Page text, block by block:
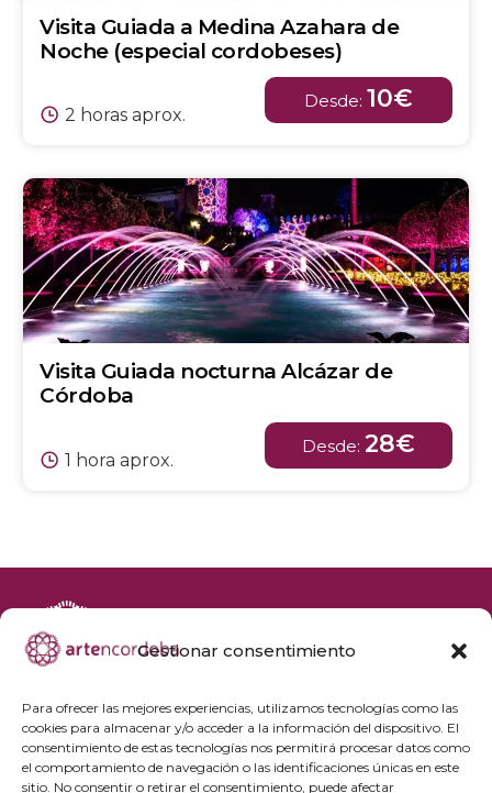
Gestionar consentimiento
Para ofrecer las mejores experiencias, utilizamos tecnologías como las
cookies para almacenar y/o acceder a la información del dispositivo. El
consentimiento de estas tecnologías nos permitirá procesar datos como
el comportamiento de navegación o las identificaciones únicas en este
sitio. No consentir o retirar el consentimiento, puede afectar
Visita Guiada a Medina Azahara de
Noche (especial cordobeses)
2 horas aprox.
Desde: 10€
Visita Guiada nocturna Alcázar de
Córdoba
1 hora aprox.
Desde: 28€
Agenda cultural
Preguntas frecuentes